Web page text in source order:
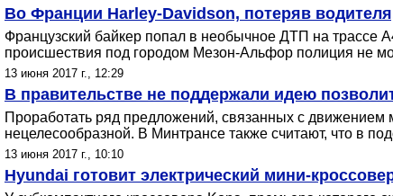
Во Франции Harley-Davidson, потеряв
Французский байкер попал в необычное ДТП на
происшествия под городом Мезон-Альфор полиция не
13 июня 2017 г., 12:29
В правительстве не поддержали идею
Проработать ряд предложений, связанных с
нецелесообразной. В Минтрансе также считают, что в
13 июня 2017 г., 10:10
Hyundai готовит электрический мини-